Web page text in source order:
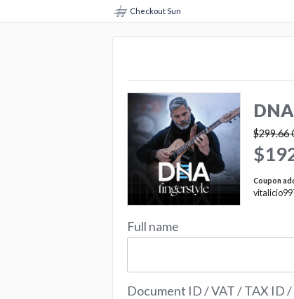
Checkout Sun
$299.66
Coupon
Full name
Document ID / VAT / TAX ID